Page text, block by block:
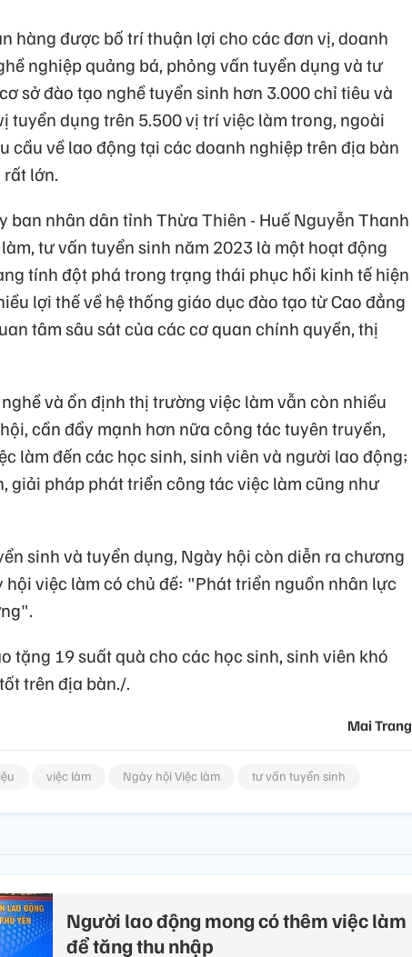
hàng được bố trí thuận lợi cho các đơn vị, doanh
nghiệp quảng bá, phỏng vấn tuyển dụng và tư
sở đào tạo nghề tuyển sinh hơn 3.000 chỉ tiêu và
tuyển dụng trên 5.500 vị trí việc làm trong, ngoài
cầu về lao động tại các doanh nghiệp trên địa bàn
lớn.
ban nhân dân tỉnh Thừa Thiên - Huế Nguyễn Thanh
tư vấn tuyển sinh năm 2023 là một hoạt động
tính đột phá trong trạng thái phục hồi kinh tế hiện
lợi thế về hệ thống giáo dục đào tạo từ Cao đẳng
tâm sâu sát của các cơ quan chính quyền, thị
và ổn định thị trường việc làm vẫn còn nhiều
cần đẩy mạnh hơn nữa công tác tuyên truyền,
làm đến các học sinh, sinh viên và người lao động;
giải pháp phát triển công tác việc làm cũng như
sinh và tuyển dụng, Ngày hội còn diễn ra chương
việc làm có chủ đề: "Phát triển nguồn nhân lực
tặng 19 suất quà cho các học sinh, sinh viên khó
trên địa bàn./.
Mai Trang
việc làm Ngày hội Việc làm tư vấn tuyển sinh
Người lao động mong có thêm việc làm
để tăng thu nhập